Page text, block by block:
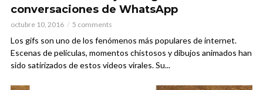
conversaciones de WhatsApp
octubre 10, 2016 5 comments
Los gifs son uno de los fenómenos más populares de internet.
Escenas de películas, momentos chistosos y dibujos animados han
sido satirizados de estos videos virales. Su...